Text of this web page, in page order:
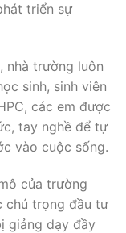
triển sự
nhà trường luôn
sinh, sinh viên
các em được
tay nghề để tự
vào cuộc sống.
của trường
chú trọng đầu tư
giảng dạy đầy